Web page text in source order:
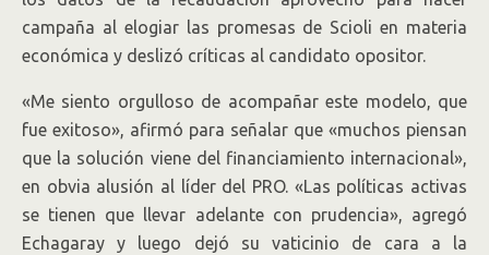
campaña al elogiar las promesas de Scioli en materia
económica y deslizó críticas al candidato opositor.
«Me siento orgulloso de acompañar este modelo, que
fue exitoso», afirmó para señalar que «muchos piensan
que la solución viene del financiamiento internacional»,
en obvia alusión al líder del PRO. «Las políticas activas
se tienen que llevar adelante con prudencia», agregó
Echagaray y luego dejó su vaticinio de cara a la